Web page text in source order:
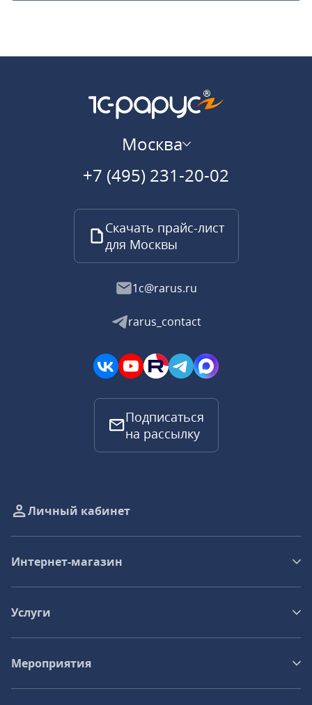
Москва
+7 (495) 231-20-02
Скачать прайс-лист
для Москвы
1c@rarus.ru
rarus_contact
Подписаться
на рассылку
Личный кабинет
Интернет-магазин
Услуги
Мероприятия